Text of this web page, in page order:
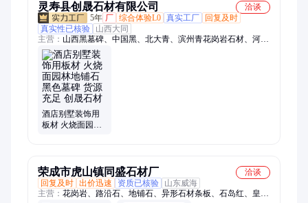
灵寿县创晟石材有限公司
洽谈
5年 厂 综合体验L0 真实工厂
回复及时
真实性已核验
山西大同
主营： 山西黑墓碑、中国黑、北大青、滨州青花岗岩石材、河北
黑石材、异形路沿石 台阶石
酒店别墅装饰用
板材 火烧面园林
荣成市虎山镇同盛石材厂
洽谈
回复及时 出价迅速 资质已核验
山东威海
主营： 花岗岩、路沿石、地铺石、异形石材条板、石岛红、皇室